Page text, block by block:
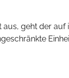
geht der